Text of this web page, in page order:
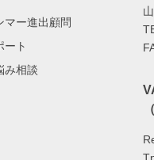
マー進出顧問
ート
み相談